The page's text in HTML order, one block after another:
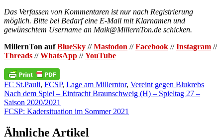
Das Verfassen von Kommentaren ist nur nach Registrierung
möglich. Bitte bei Bedarf eine E-Mail mit Klarnamen und
gewünschtem Username an Maik@MillernTon.de schicken.
MillernTon aufBlueSky //Mastodon //Facebook //Instagram //
Threads //WhatsApp //YouTube
FC St.Pauli, FCSP, Lage am Millerntor, Vereint gegen Blukrebs
Beitragsnavigation
Nach dem Spiel – Eintracht Braunschweig (H) – Spieltag 27 –
Saison 2020/2021
FCSP: Kadersituation im Sommer 2021
Ähnliche Artikel